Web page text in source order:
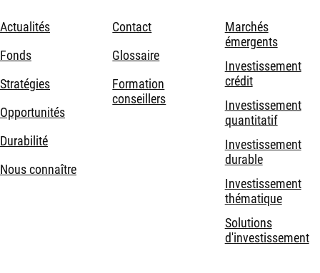
Actualités
Fonds
Stratégies
Opportunités
Durabilité
Nous connaître
Contact
Glossaire
Formation
conseillers
Marchés
émergents
Investissement
crédit
Investissement
quantitatif
Investissement
durable
Investissement
thématique
Solutions
d'investissement